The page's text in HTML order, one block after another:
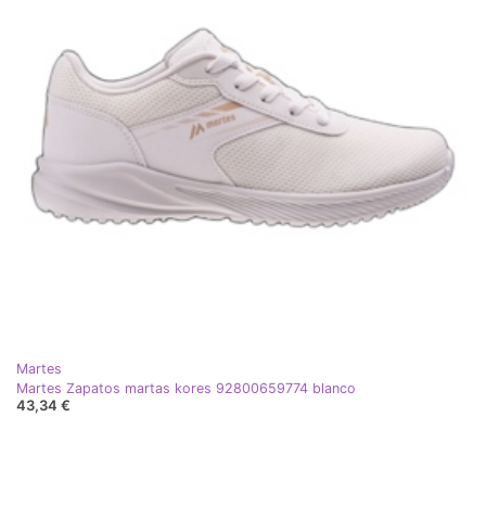
Martes
Martes Zapatos martas kores 92800659774 blanco
43,34 €